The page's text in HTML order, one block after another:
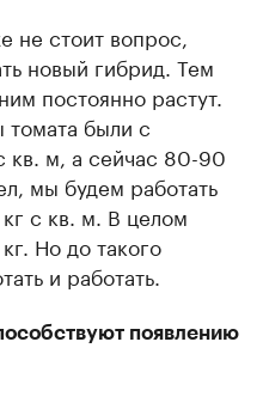
не стоит вопрос,
новый гибрид. Тем
постоянно растут.
были с
кв. м, а сейчас 80-90
мы будем работать
с кв. м. В целом
Но до такого
и работать.
появлению